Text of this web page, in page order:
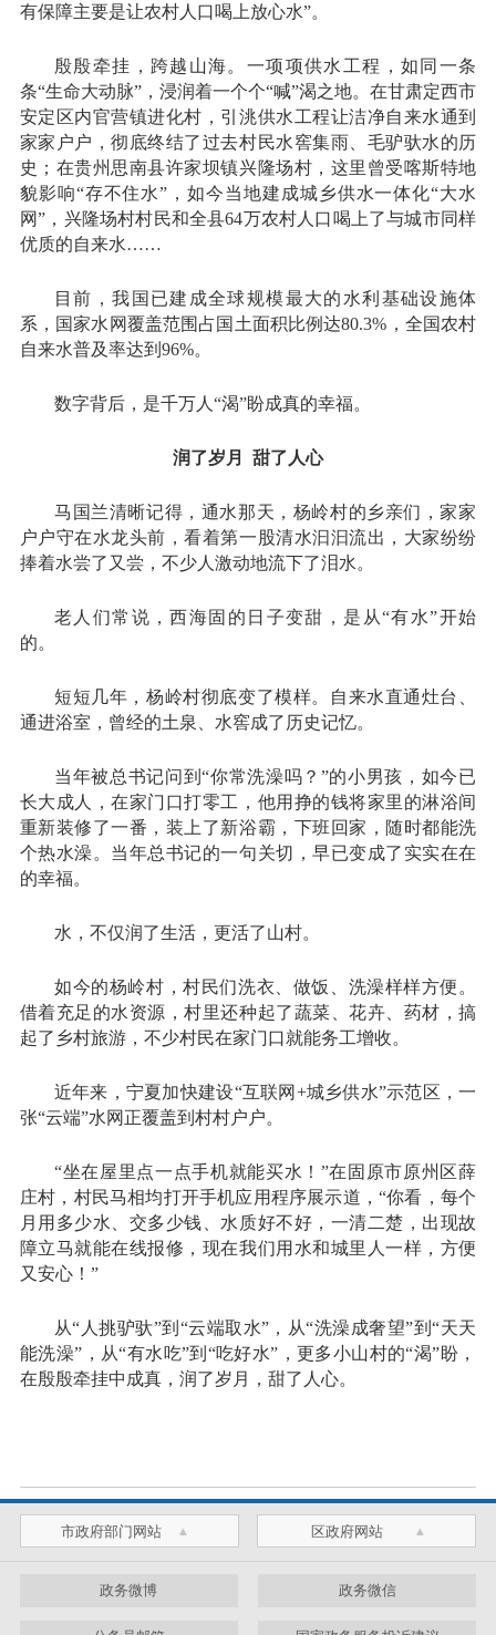
有保障主要是让农村人口喝上放心水”。
殷殷牵挂，跨越山海。一项项供水工程，如同一条
条“生命大动脉”，浸润着一个个“喊”渴之地。在甘肃定西市
安定区内官营镇进化村，引洮供水工程让洁净自来水通到
家家户户，彻底终结了过去村民水窖集雨、毛驴驮水的历
史；在贵州思南县许家坝镇兴隆场村，这里曾受喀斯特地
貌影响“存不住水”，如今当地建成城乡供水一体化“大水
网”，兴隆场村村民和全县64万农村人口喝上了与城市同样
优质的自来水……
目前，我国已建成全球规模最大的水利基础设施体
系，国家水网覆盖范围占国土面积比例达80.3%，全国农村
自来水普及率达到96%。
数字背后，是千万人“渴”盼成真的幸福。
润了岁月 甜了人心
马国兰清晰记得，通水那天，杨岭村的乡亲们，家家
户户守在水龙头前，看着第一股清水汩汩流出，大家纷纷
捧着水尝了又尝，不少人激动地流下了泪水。
老人们常说，西海固的日子变甜，是从“有水”开始
的。
短短几年，杨岭村彻底变了模样。自来水直通灶台、
通进浴室，曾经的土泉、水窖成了历史记忆。
当年被总书记问到“你常洗澡吗？”的小男孩，如今已
长大成人，在家门口打零工，他用挣的钱将家里的淋浴间
重新装修了一番，装上了新浴霸，下班回家，随时都能洗
个热水澡。当年总书记的一句关切，早已变成了实实在在
的幸福。
水，不仅润了生活，更活了山村。
如今的杨岭村，村民们洗衣、做饭、洗澡样样方便。
借着充足的水资源，村里还种起了蔬菜、花卉、药材，搞
起了乡村旅游，不少村民在家门口就能务工增收。
近年来，宁夏加快建设“互联网+城乡供水”示范区，一
张“云端”水网正覆盖到村村户户。
“坐在屋里点一点手机就能买水！”在固原市原州区薛
庄村，村民马相均打开手机应用程序展示道，“你看，每个
月用多少水、交多少钱、水质好不好，一清二楚，出现故
障立马就能在线报修，现在我们用水和城里人一样，方便
又安心！”
从“人挑驴驮”到“云端取水”，从“洗澡成奢望”到“天天
能洗澡”，从“有水吃”到“吃好水”，更多小山村的“渴”盼，
在殷殷牵挂中成真，润了岁月，甜了人心。
市政府部门网站 区政府网站
政务微博 政务微信